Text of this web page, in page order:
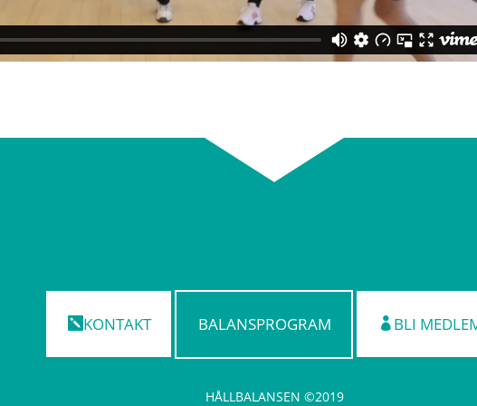
KONTAKT BALANSPROGRAM BLI
HÅLLBALANSEN ©2019